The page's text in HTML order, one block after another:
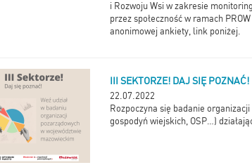
i Rozwoju Wsi w zakresie
przez społeczność w ramach
anonimowej ankiety, link poniżej.
III SEKTORZE! DAJ SIĘ POZNAĆ!
22.07.2022
Rozpoczyna się badanie
gospodyń wiejskich, OSP…)